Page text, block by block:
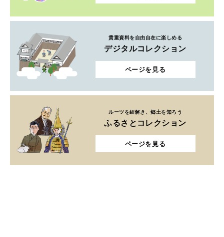
貴重資料を自由自在に楽しめる
デジタルコレクション
ページを見る
ルーツを紐解き、郷土を知ろう
ふるさとコレクション
ページを見る